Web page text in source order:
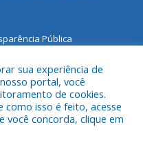
Pública
Municipal de Santarém
sua experiência de
portal, você
de cookies.
como isso é feito, acesse
você concorda, clique em